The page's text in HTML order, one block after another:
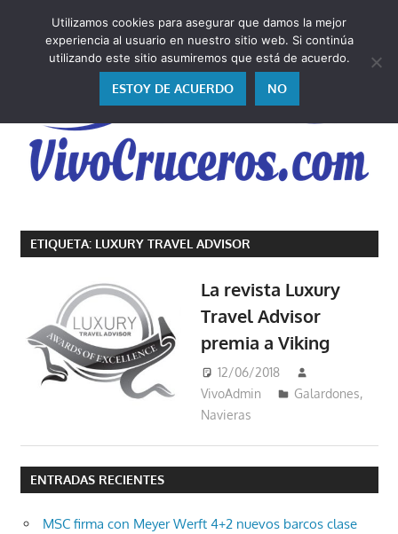
contenido
cruceros
vivo,
cuento
ETIQUETA: LUXURY TRAVEL ADVISOR
La revista Luxury
Travel Advisor
premia a Viking
12/06/2018
VivoAdmin
Galardones,
Navieras
ENTRADAS RECIENTES
MSC firma con Meyer Werft 4+2 nuevos barcos clase
Utilizamos cookies para asegurar que damos la mejor
experiencia al usuario en nuestro sitio web. Si continúa
utilizando este sitio asumiremos que está de acuerdo.
ESTOY DE ACUERDO NO